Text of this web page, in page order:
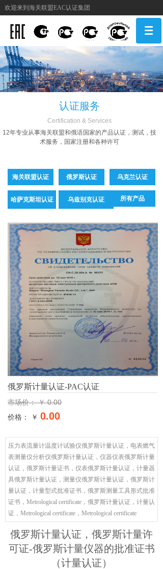
欢迎来到海关联盟EAC认证集团
认证服务
Certification & Services
12年专业从事海关联盟和俄语国家的产品认证，测试，技
术服务，国家注册和各种许可
乌克兰认证
俄罗斯认证
海关联盟认证
所有产品
乌兹别克认证
哈萨克斯坦认证
俄罗斯计量认证-PAC认证
市场价： ￥0.00
价格： ￥ 0.00
压力表流量计温度计试验仪俄罗斯计量认证，电表燃气
表测量仪分析仪俄罗斯计量认证，仪器仪表俄罗斯计量
认证，俄罗斯计量证书，仪表俄罗斯计量认证，计量器
具俄罗斯计量认证，测量仪俄罗斯计量认证，俄罗斯计
量认证，计量型式批准证书，俄罗斯测量工具形式批准
证书，Metrological certificate，俄罗斯计量认证，计量认
证，Metrological certificate，Metrological certificate
俄罗斯计量认证，俄罗斯计量许
可证-俄罗斯计量仪器的批准证书
（计量认证）